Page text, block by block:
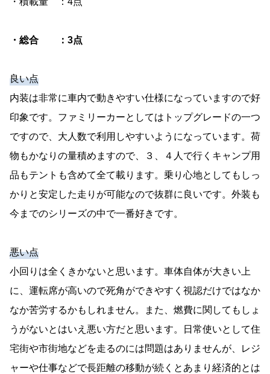
・総合 ：3点
良い点
内装は非常に車内で動きやすい仕様になっていますので好
印象です。ファミリーカーとしてはトップグレードの一つ
ですので、大人数で利用しやすいようになっています。荷
物もかなりの量積めますので、３、４人で行くキャンプ用
品もテントも含めて全て載ります。乗り心地としてもしっ
かりと安定した走りが可能なので抜群に良いです。外装も
今までのシリーズの中で一番好きです。
悪い点
小回りは全くきかないと思います。車体自体が大きい上
に、運転席が高いので死角ができやすく視認だけではなか
なか苦労するかもしれません。また、燃費に関してもしょ
うがないとはいえ悪い方だと思います。日常使いとして住
宅街や市街地などを走るのには問題はありませんが、レジ
ャーや仕事などで長距離の移動が続くとあまり経済的とは